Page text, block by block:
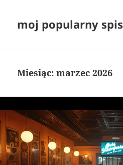
moj popularny spis
Miesiąc:marzec 2026